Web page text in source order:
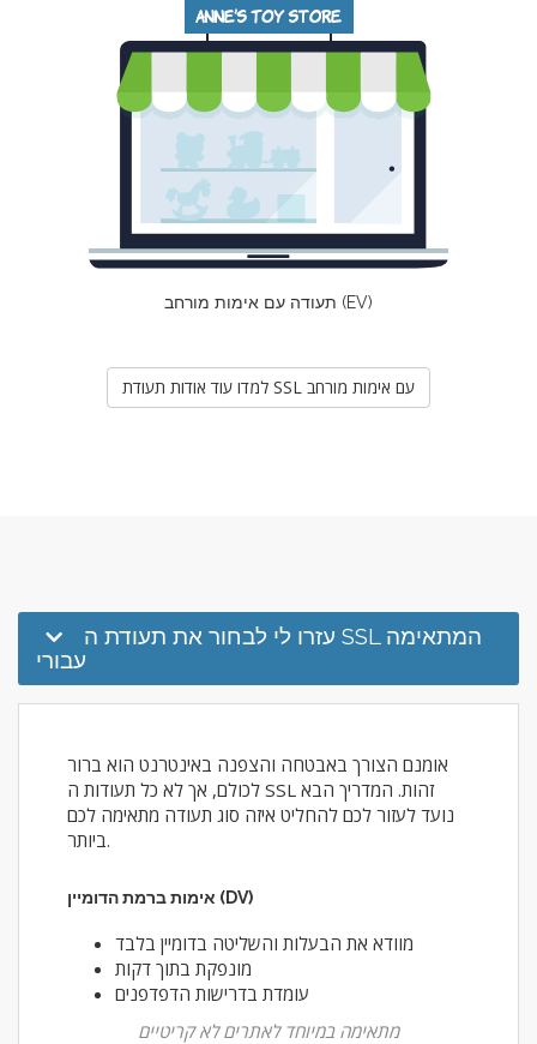
תעודה עם אימות מורחב (EV)
למדו עוד אודות תעודת SSL עם אימות מורחב
עזרו לי לבחור את תעודת ה SSL המתאימה
עבורי
אומנם הצורך באבטחה והצפנה באינטרנט הוא ברור
לכולם, אך לא כל תעודות ה SSL זהות. המדריך הבא
נועד לעזור לכם להחליט איזה סוג תעודה מתאימה לכם
ביותר.
אימות ברמת הדומיין (DV)
מוודא את הבעלות והשליטה בדומיין בלבד
מונפקת בתוך דקות
עומדת בדרישות הדפדפנים
מתאימה במיוחד לאתרים לא קריטיים